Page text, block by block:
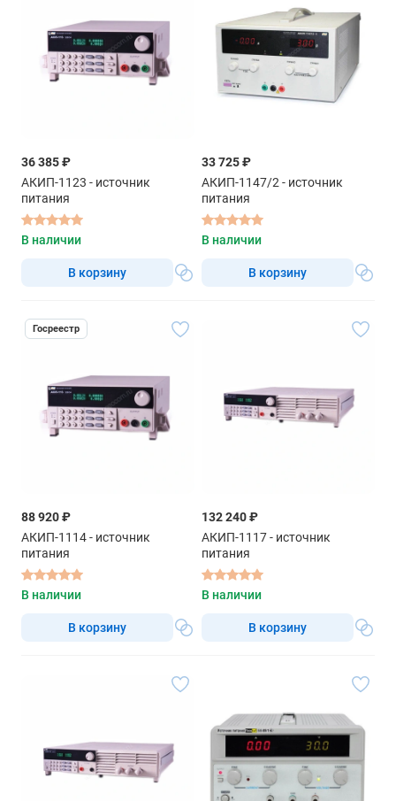
36 385 ₽
АКИП-1123 - источник
питания
В наличии
В корзину
33 725 ₽
АКИП-1147/2 - источник
питания
В наличии
В корзину
Госреестр
88 920 ₽
АКИП-1114 - источник
питания
В наличии
В корзину
132 240 ₽
АКИП-1117 - источник
питания
В наличии
В корзину